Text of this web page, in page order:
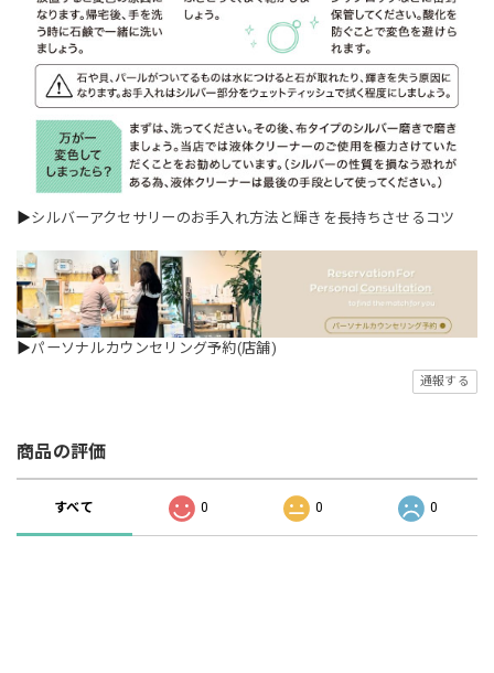
▶シルバーアクセサリーのお手入れ方法と輝きを長持ちさせるコツ
▶パーソナルカウンセリング予約(店舗)
通報する
商品の評価
すべて 0 0 0